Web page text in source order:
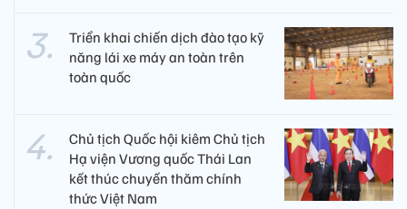
Triển khai chiến dịch đào tạo kỹ
năng lái xe máy an toàn trên
toàn quốc
Chủ tịch Quốc hội kiêm Chủ tịch
Hạ viện Vương quốc Thái Lan
kết thúc chuyến thăm chính
thức Việt Nam